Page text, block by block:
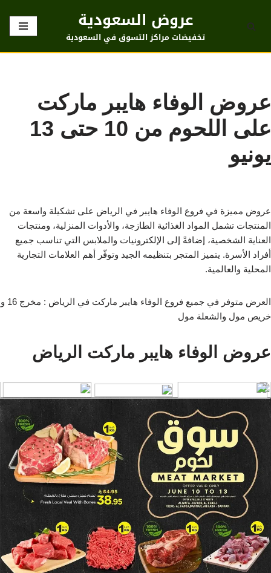
تخطى
عروض السعودية
تخفيضات مراكز التسوق في السعودية
عروض الوفاء هايبر ماركت
على اللحوم من 10 حتى 13
يونيو
عروض مميزة في فروع الوفاء هايبر في الرياض على تشكيلة واسعة من
المنتجات تشمل المواد الغذائية الطازجة، والأدوات المنزلية، ومنتجات
العناية الشخصية، إضافةً إلى الإلكترونيات والملابس التي تناسب جميع
أفراد الأسرة. يتميز المتجر بتنظيمه الجيد وتوفّر أهم العلامات التجارية
المحلية والعالمية.
العرض متوفر في جميع فروع الوفاء هايبر ماركت في الرياض : مخرج 16 و
خريص مول والشعلة مول
عروض الوفاء هايبر ماركت الرياض